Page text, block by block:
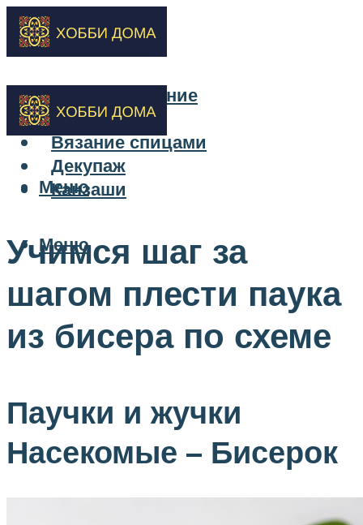
Бисероплетение
Вышивка
Вязание спицами
Декупаж
Канзаши
Меню
Меню
Учимся шаг за
шагом плести паука
из бисера по схеме
Паучки и жучки
Насекомые – Бисерок